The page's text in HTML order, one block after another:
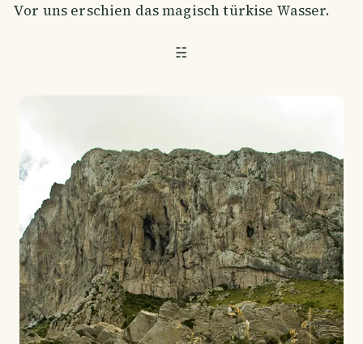
Vor uns erschien das magisch türkise Wasser.
☵